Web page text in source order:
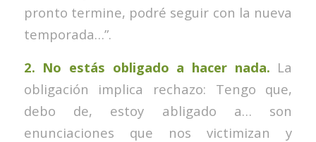
pronto termine, podré seguir con la nueva
temporada…”.
2. No estás obligado a hacer nada. La
obligación implica rechazo: Tengo que,
debo de, estoy abligado a… son
enunciaciones que nos victimizan y